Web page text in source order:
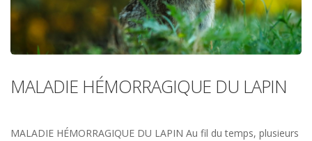
MALADIE HÉMORRAGIQUE DU LAPIN
MALADIE HÉMORRAGIQUE DU LAPIN Au fil du temps, plusieurs